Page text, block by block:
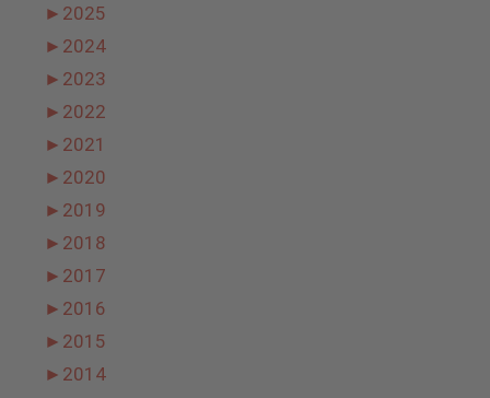
► 2025
► 2024
► 2023
► 2022
► 2021
► 2020
► 2019
► 2018
► 2017
► 2016
► 2015
► 2014